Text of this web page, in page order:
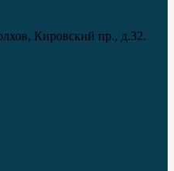
Кировский пр., д.32.